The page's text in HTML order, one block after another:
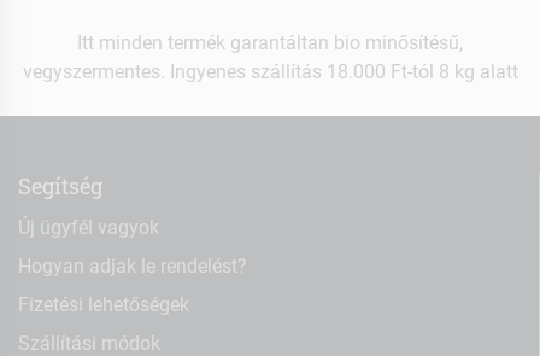
Itt minden termék garantáltan bio minősítésű,
vegyszermentes. Ingyenes szállítás 18.000 Ft-tól 8 kg alatt
Segítség
Új ügyfél vagyok
Hogyan adjak le rendelést?
Fizetési lehetőségek
Szállítási módok